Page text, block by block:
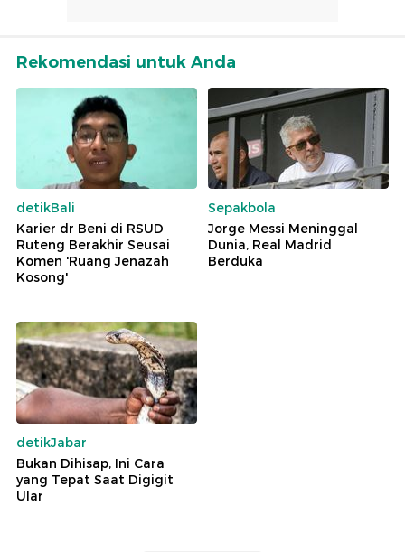
Rekomendasi untuk Anda
detikBali
Karier dr Beni di RSUD
Ruteng Berakhir Seusai
Komen 'Ruang Jenazah
Kosong'
Sepakbola
Jorge Messi Meninggal
Dunia, Real Madrid
Berduka
detikJabar
Bukan Dihisap, Ini Cara
yang Tepat Saat Digigit
Ular